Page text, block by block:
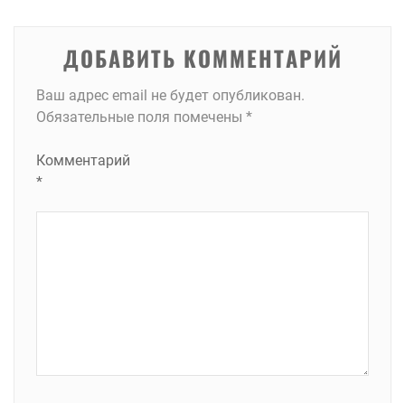
ДОБАВИТЬ КОММЕНТАРИЙ
Ваш адрес email не будет опубликован.
Обязательные поля помечены *
Комментарий
*